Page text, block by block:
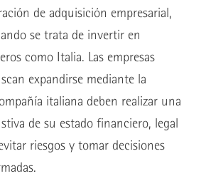
de adquisición empresarial,
se trata de invertir en
como Italia. Las empresas
expandirse mediante la
italiana deben realizar una
de su estado financiero, legal
riesgos y tomar decisiones